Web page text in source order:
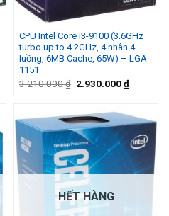
CPU Intel Core i3-9100 (3.6GHz
turbo up to 4.2GHz, 4 nhân 4
luồng, 6MB Cache, 65W) – LGA
1151
3.210.000₫ Giá
3.210.000 ₫.
2.930.000₫Giá
HẾT HÀNG